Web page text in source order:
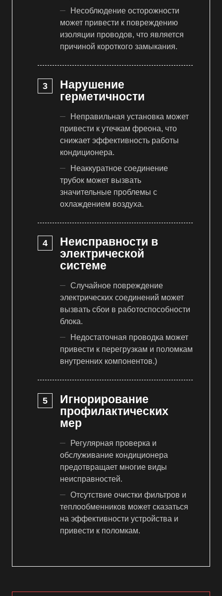
Несоблюдение осторожности
может привести к повреждению
изоляции проводов, что является
причиной короткого замыкания.
Нарушение
герметичности
Неправильная установка может
привести к утечкам фреона, что
снижает эффективность работы
кондиционера.
Неаккуратное соединение
трубок может вызвать
значительные проблемы с
охлаждением воздуха.
Неисправности в
электрической
системе
Случайное повреждение
электрических соединений может
вызвать сбои в работоспособности
блока.
Недостаточная проводка может
привести к перегрузкам и поломкам
внутренних компонентов.)
Игнорирование
профилактических
мер
Регулярная проверка и
обслуживание кондиционера
предотвращает многие виды
неисправностей.
Отсутствие очистки фильтров и
теплообменников может сказаться
на эффективности устройства и
привести к поломкам.